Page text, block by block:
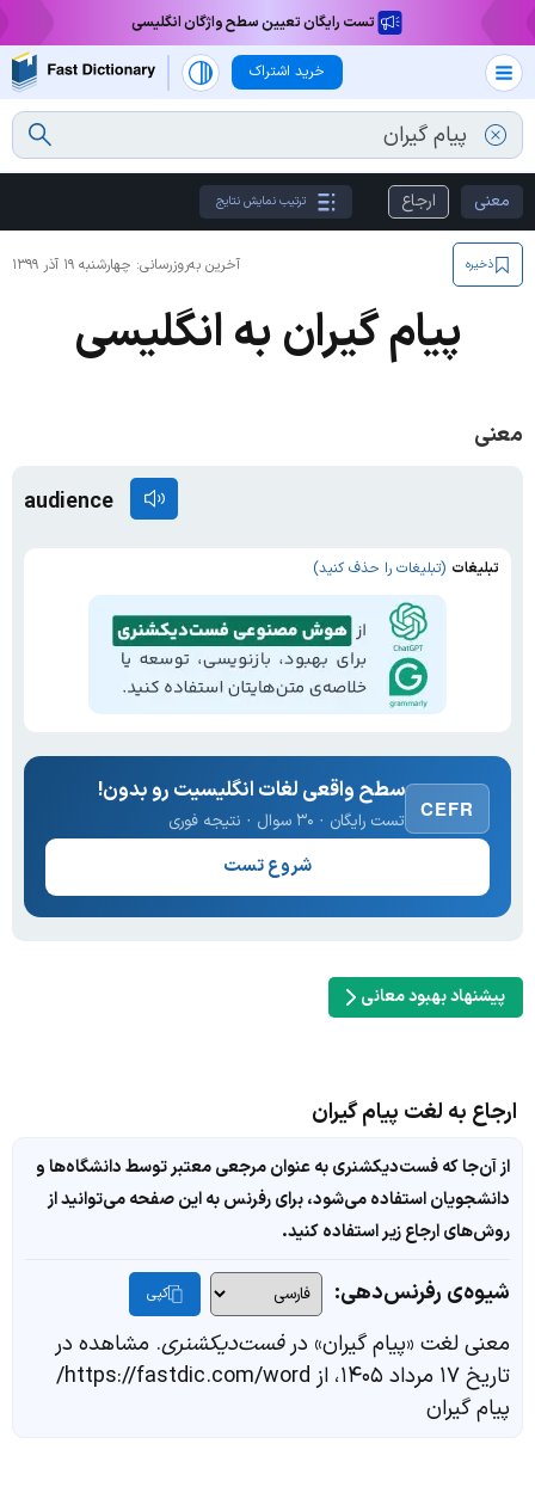
تست رایگان تعیین سطح واژگان انگلیسی
خرید اشتراک
معنی ارجاع ترتیب نمایش نتایج
آخرین به‌روزرسانی: چهارشنبه ۱۹ آذر ۱۳۹۹ ذخیره
پیام گیران به انگلیسی
معنی
audience
تبلیغات (تبلیغات را حذف کنید)
CEFR
سطح واقعی لغات انگلیسیت رو بدون!
تست رایگان · ۳۰ سوال · نتیجه فوری
شروع تست
پیشنهاد بهبود معانی
ارجاع به لغت پیام گیران
از آن‌جا که فست‌دیکشنری به عنوان مرجعی معتبر توسط دانشگاه‌ها و
دانشجویان استفاده می‌شود، برای رفرنس به این صفحه می‌توانید از
روش‌های ارجاع زیر استفاده کنید.
شیوه‌ی رفرنس‌دهی: کپی
معنی لغت «پیام گیران» درفست‌دیکشنری. مشاهده در
تاریخ ۱۷ مرداد ۱۴۰۵، از https://fastdic.com/word/
پیام گیران